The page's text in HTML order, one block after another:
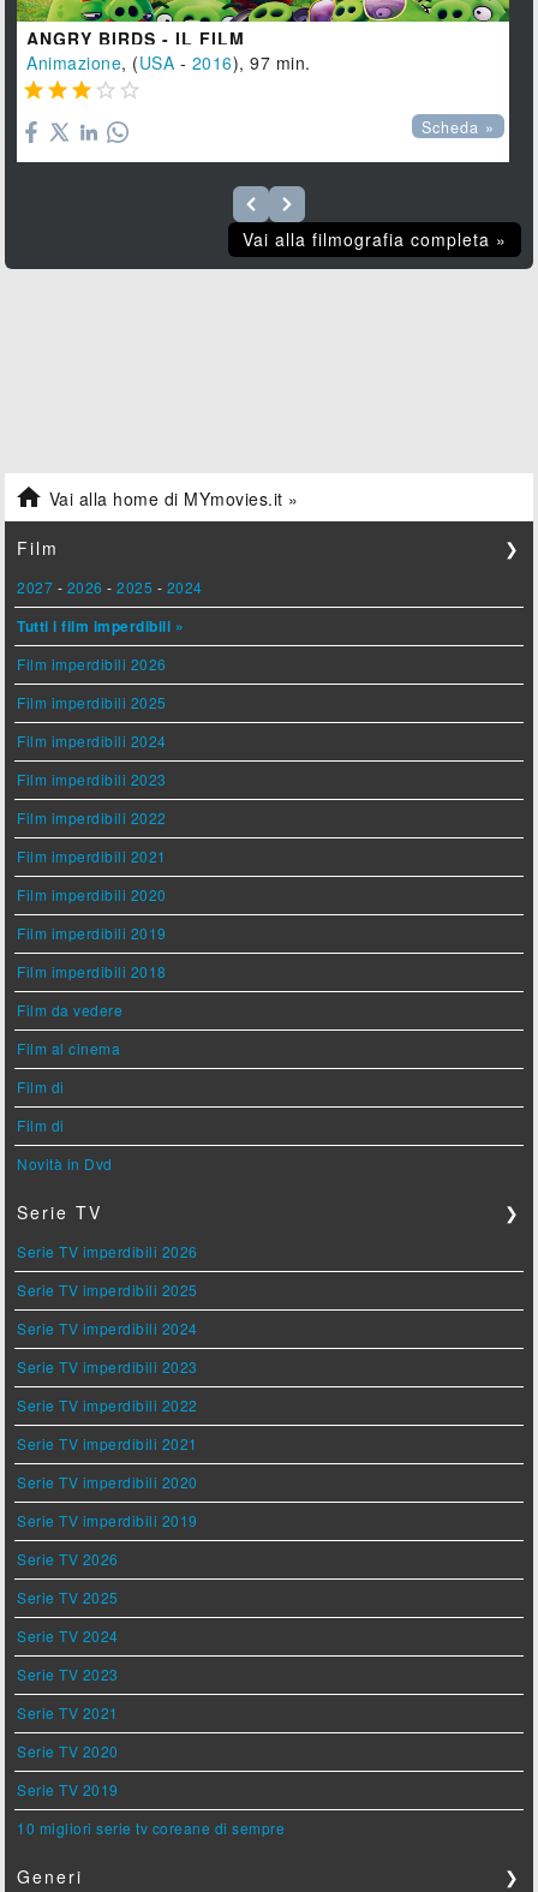
ANGRY BIRDS - IL FILM
Animazione, (USA - 2016), 97 min.
    
Scheda »
Vai alla filmografia completa »
 Vai alla home di MYmovies.it »
Film ❯
2027 - 2026 -2025 - 2024
Tutti i film imperdibili »
Film imperdibili 2026
Film imperdibili 2025
Film imperdibili 2024
Film imperdibili 2023
Film imperdibili 2022
Film imperdibili 2021
Film imperdibili 2020
Film imperdibili 2019
Film imperdibili 2018
Film da vedere
Film al cinema
Film di
Film di
Novità in Dvd
Serie TV ❯
Serie TV imperdibili 2026
Serie TV imperdibili 2025
Serie TV imperdibili 2024
Serie TV imperdibili 2023
Serie TV imperdibili 2022
Serie TV imperdibili 2021
Serie TV imperdibili 2020
Serie TV imperdibili 2019
Serie TV 2026
Serie TV 2025
Serie TV 2024
Serie TV 2023
Serie TV 2021
Serie TV 2020
Serie TV 2019
10 migliori serie tv coreane di sempre
Generi ❯